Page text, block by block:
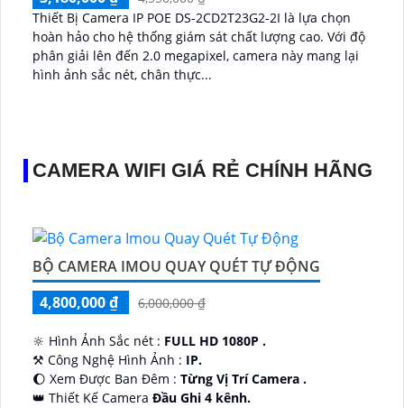
Thiết Bị Camera IP POE DS-2CD2T23G2-2I là lựa chọn
hoàn hảo cho hệ thống giám sát chất lượng cao. Với độ
phân giải lên đến 2.0 megapixel, camera này mang lại
hình ảnh sắc nét, chân thực...
CAMERA WIFI GIÁ RẺ CHÍNH HÃNG
BỘ CAMERA IMOU QUAY QUÉT TỰ ĐỘNG
4,800,000 ₫
6,000,000 ₫
🔆 Hình Ảnh Sắc nét : FULL HD 1080P .
⚒ Công Nghệ Hình Ảnh : IP.
🌔 Xem Được Ban Đêm : Từng Vị Trí Camera .
👑 Thiết Kế Camera Đầu Ghi 4 kênh.